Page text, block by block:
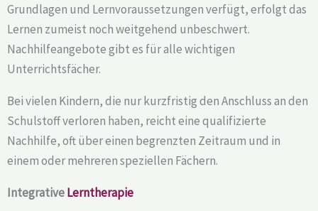
Grundlagen und Lernvoraussetzungen verfügt, erfolgt das
Lernen zumeist noch weitgehend unbeschwert.
Nachhilfeangebote gibt es für alle wichtigen
Unterrichtsfächer.
Bei vielen Kindern, die nur kurzfristig den Anschluss an den
Schulstoff verloren haben, reicht eine qualifizierte
Nachhilfe, oft über einen begrenzten Zeitraum und in
einem oder mehreren speziellen Fächern.
IntegrativeLerntherapie